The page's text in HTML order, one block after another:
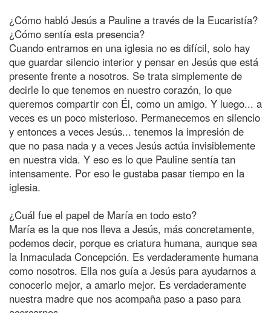
¿Cómo habló Jesús a Pauline a través de la Eucaristía?
¿Cómo sentía esta presencia?
Cuando entramos en una iglesia no es difícil, solo hay
que guardar silencio interior y pensar en Jesús que está
presente frente a nosotros. Se trata simplemente de
decirle lo que tenemos en nuestro corazón, lo que
queremos compartir con Él, como un amigo. Y luego... a
veces es un poco misterioso. Permanecemos en silencio
y entonces a veces Jesús... tenemos la impresión de
que no pasa nada y a veces Jesús actúa invisiblemente
en nuestra vida. Y eso es lo que Pauline sentía tan
intensamente. Por eso le gustaba pasar tiempo en la
iglesia.
¿Cuál fue el papel de María en todo esto?
María es la que nos lleva a Jesús, más concretamente,
podemos decir, porque es criatura humana, aunque sea
la Inmaculada Concepción. Es verdaderamente humana
como nosotros. Ella nos guía a Jesús para ayudarnos a
conocerlo mejor, a amarlo mejor. Es verdaderamente
nuestra madre que nos acompaña paso a paso para